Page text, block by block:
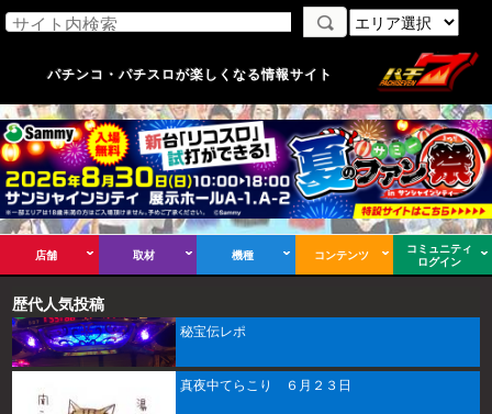
パチンコ・パチスロが楽しくなる情報サイト
店舗 取材 機種 コンテンツ
コミュニティ
ログイン
歴代人気投稿
秘宝伝レポ
真夜中てらこり ６月２３日